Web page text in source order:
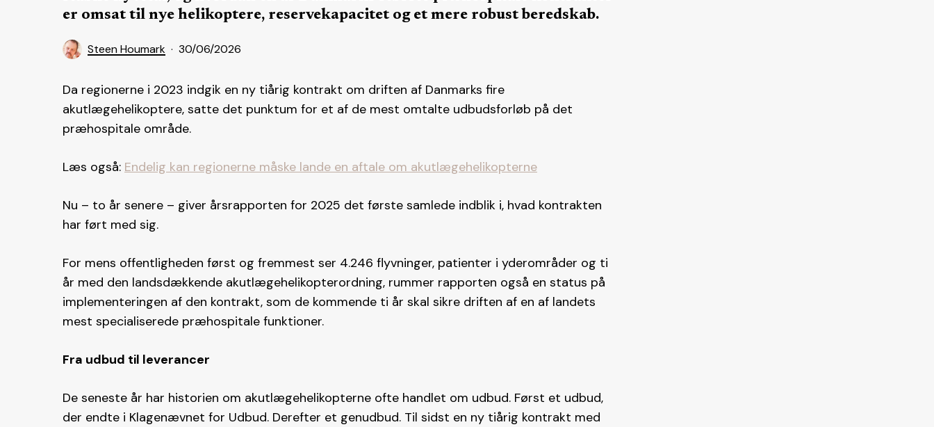
er omsat til nye helikoptere, reservekapacitet og et mere robust beredskab.
Steen Houmark 30/06/2026
Da regionerne i 2023 indgik en ny tiårig kontrakt om driften af Danmarks fire
akutlægehelikoptere, satte det punktum for et af de mest omtalte udbudsforløb på det
præhospitale område.
Læs også: Endelig kan regionerne måske lande en aftale om akutlægehelikopterne
Nu – to år senere – giver årsrapporten for 2025 det første samlede indblik i, hvad kontrakten
har ført med sig.
For mens offentligheden først og fremmest ser 4.246 flyvninger, patienter i yderområder og ti
år med den landsdækkende akutlægehelikopterordning, rummer rapporten også en status på
implementeringen af den kontrakt, som de kommende ti år skal sikre driften af en af landets
mest specialiserede præhospitale funktioner.
Fra udbud til leverancer
De seneste år har historien om akutlægehelikopterne ofte handlet om udbud. Først et udbud,
der endte i Klagenævnet for Udbud. Derefter et genudbud. Til sidst en ny tiårig kontrakt med